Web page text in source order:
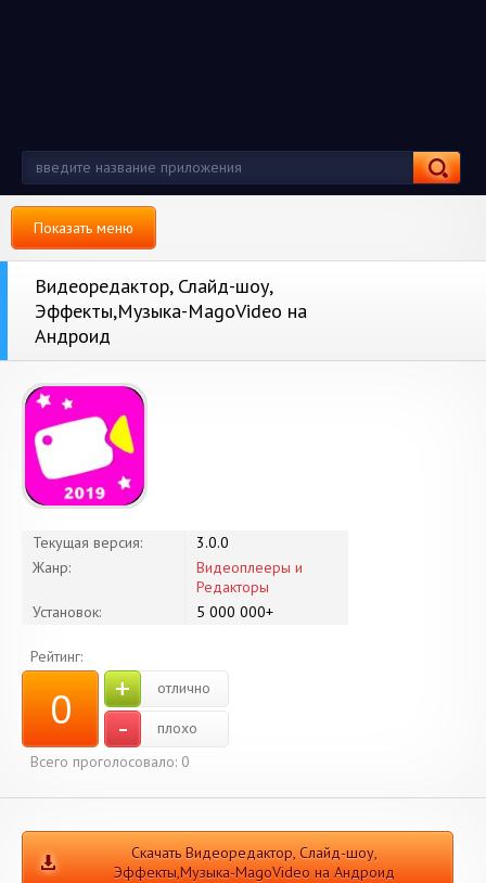
Показать меню
Видеоредактор, Слайд-шоу,
Эффекты,Музыка-MagoVideo на
Андроид
Текущая версия:
3.0.0
Жанр:
Видеоплееры и
Редакторы
Установок:
5 000 000+
Рейтинг:
0 + отлично
-
плохо
Всего проголосовало: 0
Скачать Видеоредактор, Слайд-шоу,
Эффекты,Музыка-MagoVideo на Андроид